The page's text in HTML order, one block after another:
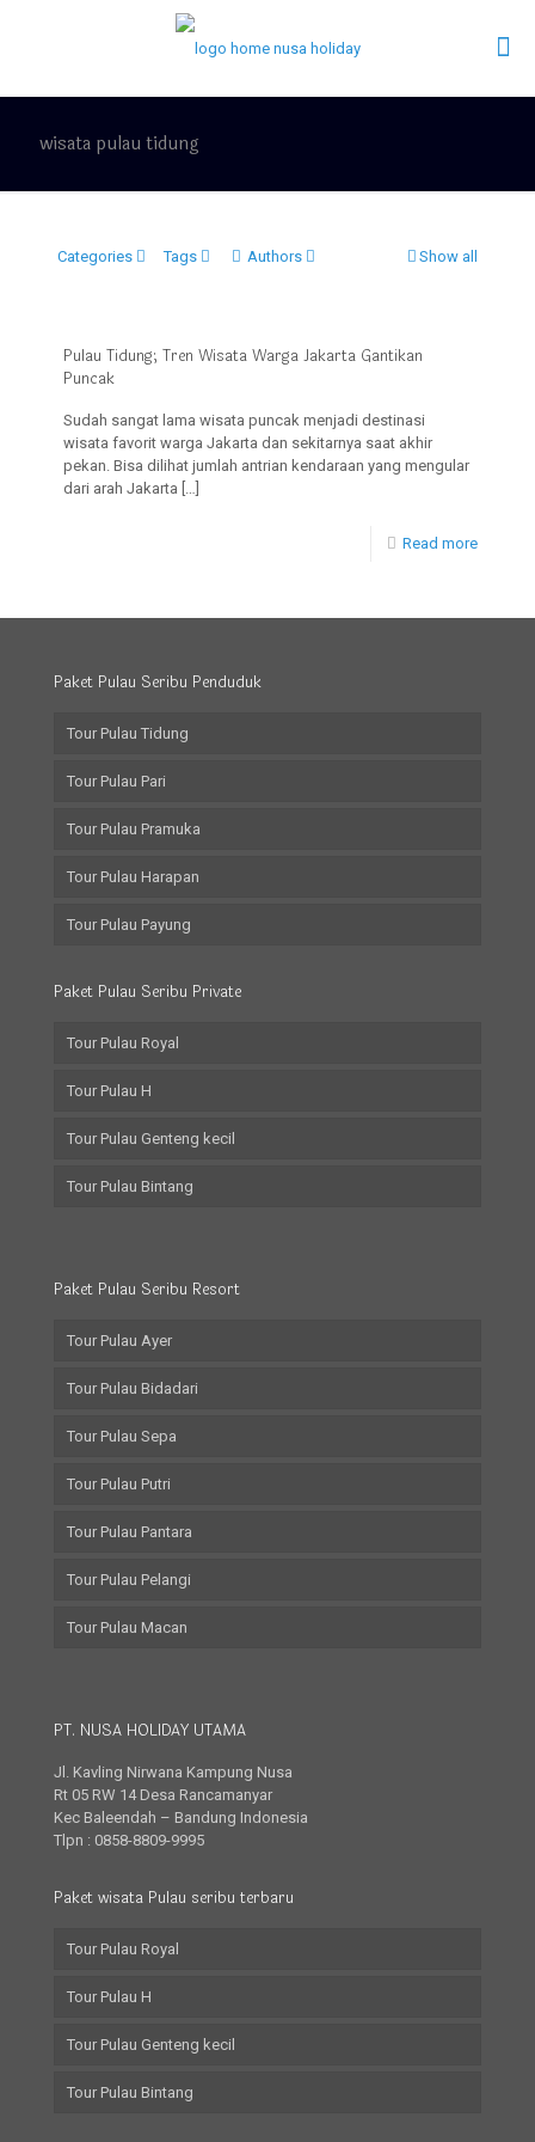
wisata pulau tidung
Categories Tags Authors Show all
Pulau Tidung; Tren Wisata Warga Jakarta Gantikan
Puncak
Sudah sangat lama wisata puncak menjadi destinasi
wisata favorit warga Jakarta dan sekitarnya saat akhir
pekan. Bisa dilihat jumlah antrian kendaraan yang mengular
dari arah Jakarta […]
Read more
Paket Pulau Seribu Penduduk
Tour Pulau Tidung
Tour Pulau Pari
Tour Pulau Pramuka
Tour Pulau Harapan
Tour Pulau Payung
Paket Pulau Seribu Private
Tour Pulau Royal
Tour Pulau H
Tour Pulau Genteng kecil
Tour Pulau Bintang
Paket Pulau Seribu Resort
Tour Pulau Ayer
Tour Pulau Bidadari
Tour Pulau Sepa
Tour Pulau Putri
Tour Pulau Pantara
Tour Pulau Pelangi
Tour Pulau Macan
PT. NUSA HOLIDAY UTAMA
Jl. Kavling Nirwana Kampung Nusa
Rt 05 RW 14 Desa Rancamanyar
Kec Baleendah – Bandung Indonesia
Tlpn : 0858-8809-9995
Paket wisata Pulau seribu terbaru
Tour Pulau Royal
Tour Pulau H
Tour Pulau Genteng kecil
Tour Pulau Bintang